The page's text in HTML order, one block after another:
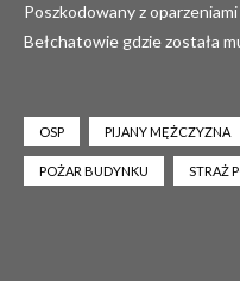
Poszkodowany z
Bełchatowie gdzie została
OSP PIJANY MĘŻCZYZNA
POŻAR BUDYNKU STRAŻ